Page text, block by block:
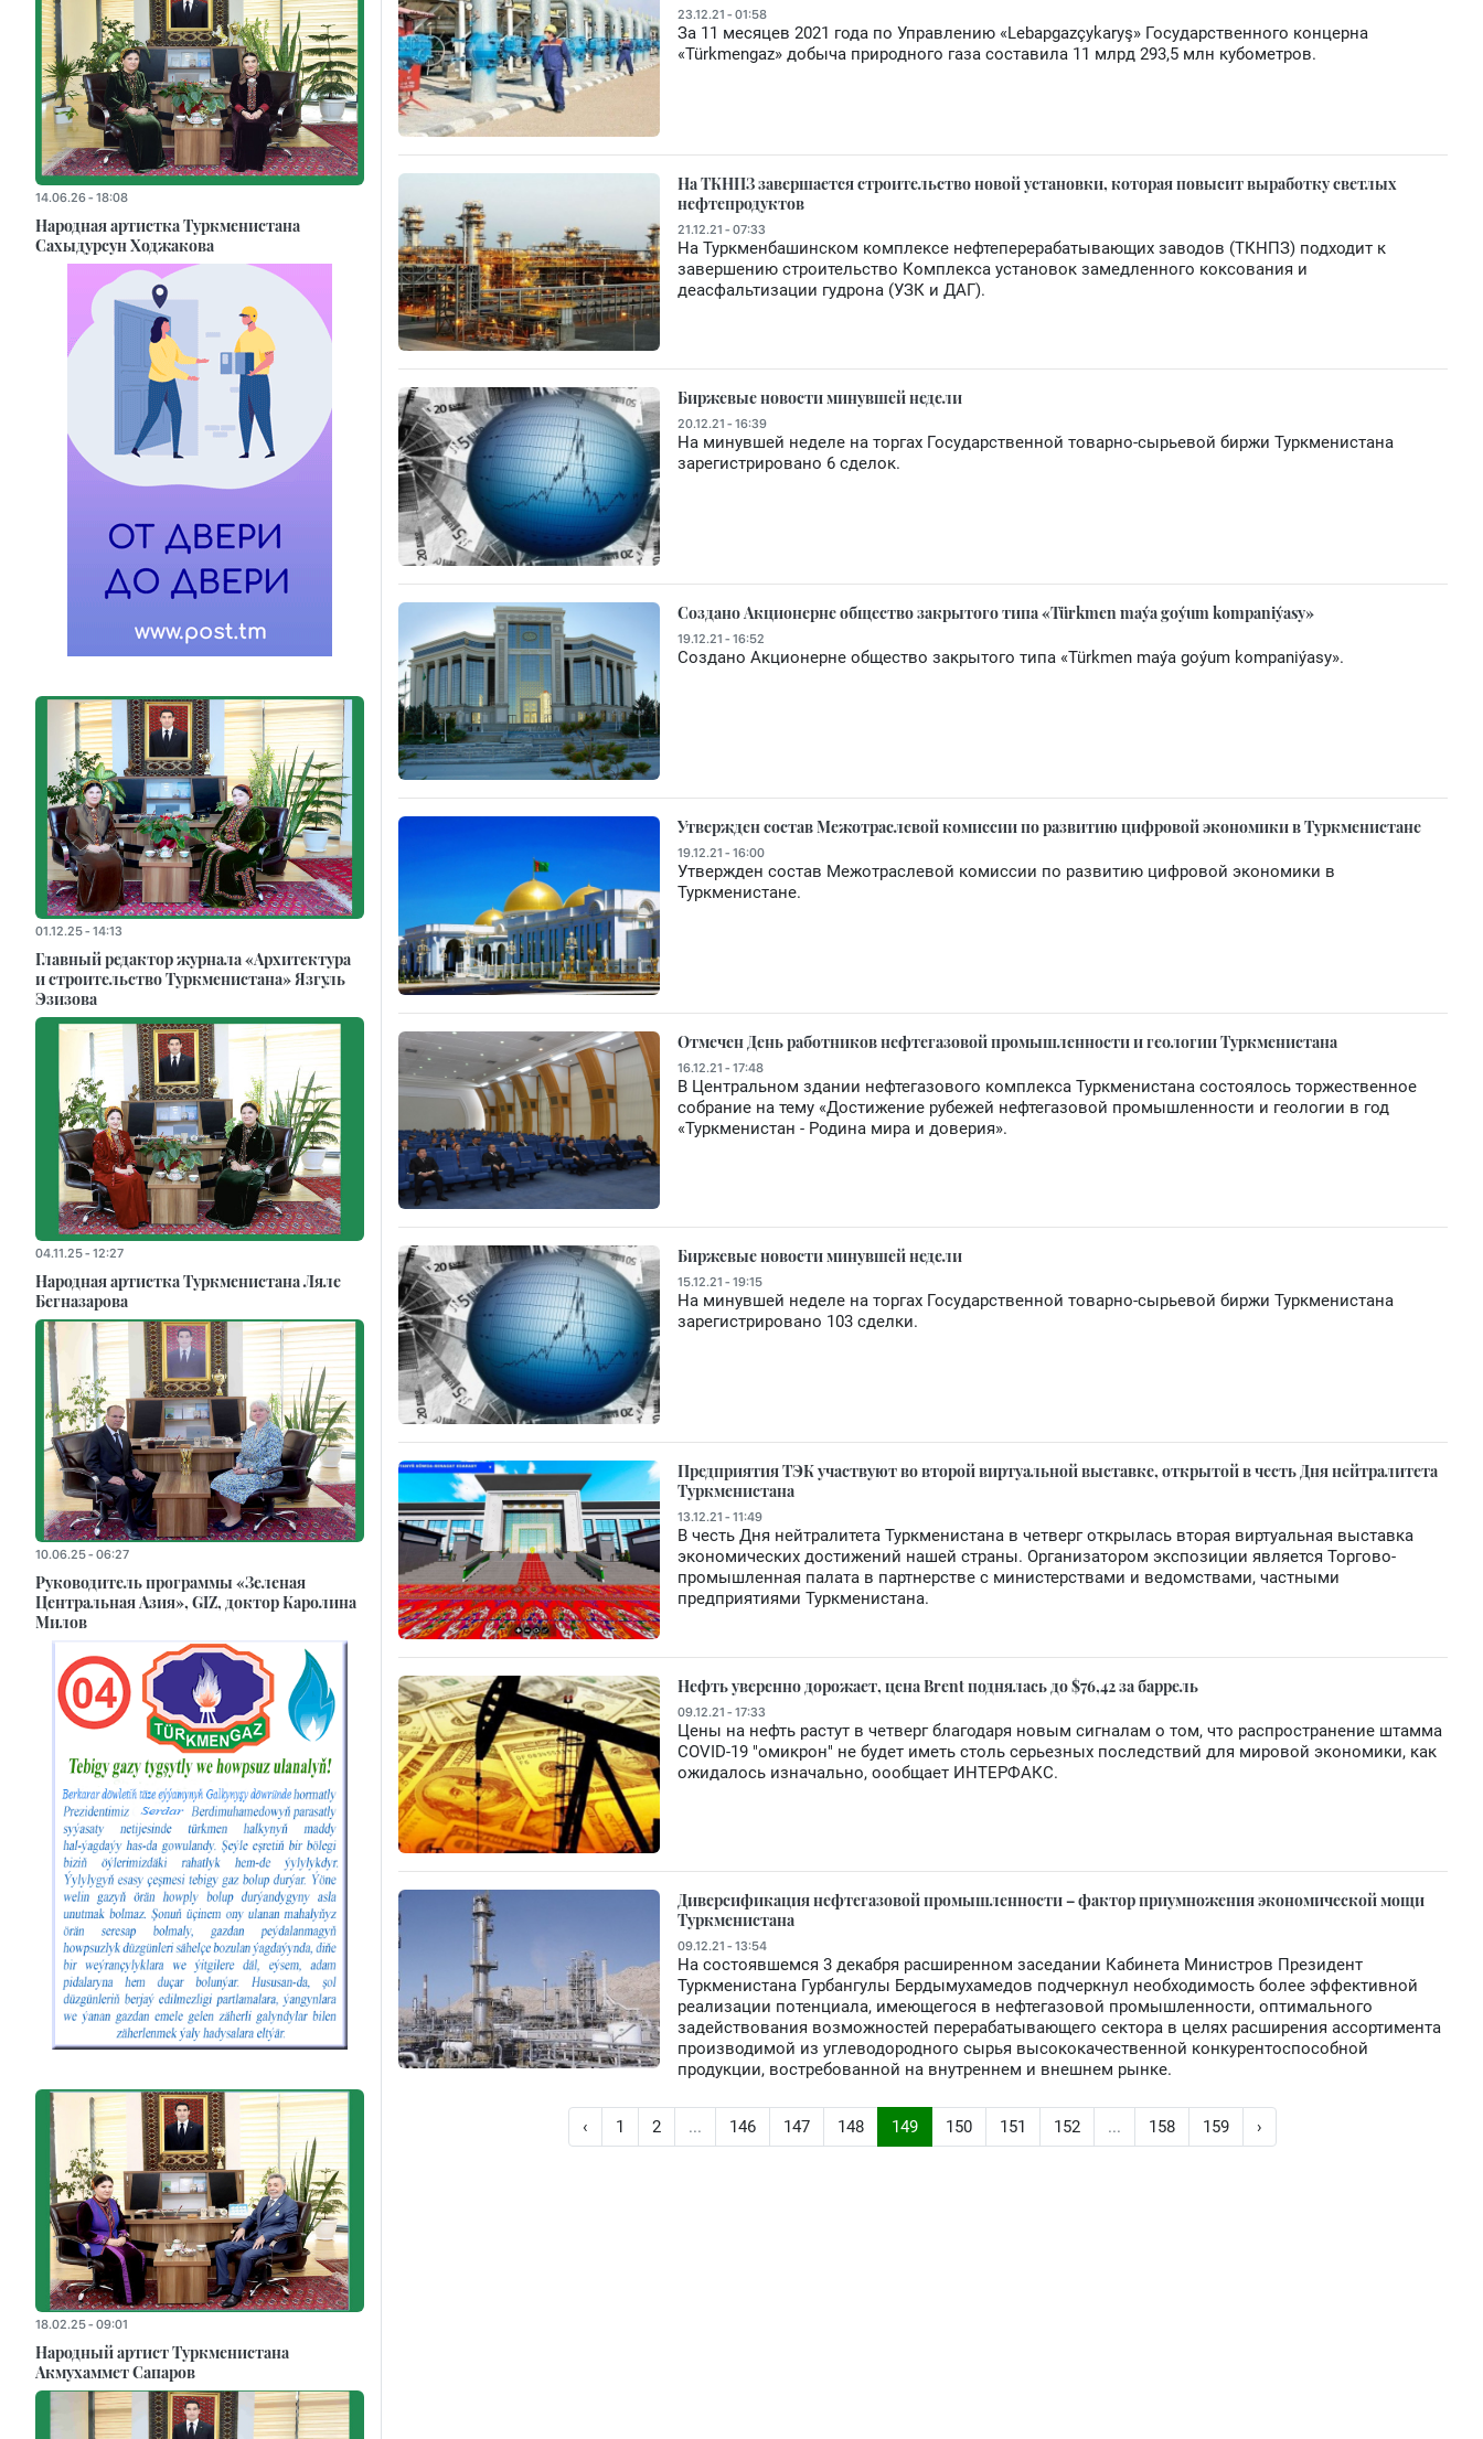
23.12.21 - 01:58
За 11 месяцев 2021 года по Управлению «Lebapgazçykaryş» Государственного концерна
«Türkmengaz» добыча природного газа составила 11 млрд 293,5 млн кубометров.
На ТКНПЗ завершается строительство новой установки, которая повысит выработку светлых
нефтепродуктов
21.12.21 - 07:33
На Туркменбашинском комплексе нефтеперерабатывающих заводов (ТКНПЗ) подходит к
завершению строительство Комплекса установок замедленного коксования и
деасфальтизации гудрона (УЗК и ДАГ).
Биржевые новости минувшей недели
20.12.21 - 16:39
На минувшей неделе на торгах Государственной товарно-сырьевой биржи Туркменистана
зарегистрировано 6 сделок.
Создано Акционерне общество закрытого типа «Türkmen maýa goýum kompaniýasy»
19.12.21 - 16:52
Создано Акционерне общество закрытого типа «Türkmen maýa goýum kompaniýasy».
Утвержден состав Межотраслевой комиссии по развитию цифровой экономики в Туркменистане
19.12.21 - 16:00
Утвержден состав Межотраслевой комиссии по развитию цифровой экономики в
Туркменистане.
Отмечен День работников нефтегазовой промышленности и геологии Туркменистана
16.12.21 - 17:48
В Центральном здании нефтегазового комплекса Туркменистана состоялось торжественное
собрание на тему «Достижение рубежей нефтегазовой промышленности и геологии в год
«Туркменистан - Родина мира и доверия».
Биржевые новости минувшей недели
15.12.21 - 19:15
На минувшей неделе на торгах Государственной товарно-сырьевой биржи Туркменистана
зарегистрировано 103 сделки.
Предприятия ТЭК участвуют во второй виртуальной выставке, открытой в честь Дня нейтралитета
Туркменистана
13.12.21 - 11:49
В честь Дня нейтралитета Туркменистана в четверг открылась вторая виртуальная выставка
экономических достижений нашей страны. Организатором экспозиции является Торгово-
промышленная палата в партнерстве с министерствами и ведомствами, частными
предприятиями Туркменистана.
Нефть уверенно дорожает, цена Brent поднялась до $76,42 за баррель
09.12.21 - 17:33
Цены на нефть растут в четверг благодаря новым сигналам о том, что распространение штамма
COVID-19 "омикрон" не будет иметь столь серьезных последствий для мировой экономики, как
ожидалось изначально, оообщает ИНТЕРФАКС.
Диверсификация нефтегазовой промышленности – фактор приумножения экономической мощи
Туркменистана
09.12.21 - 13:54
На состоявшемся 3 декабря расширенном заседании Кабинета Министров Президент
Туркменистана Гурбангулы Бердымухамедов подчеркнул необходимость более эффективной
реализации потенциала, имеющегося в нефтегазовой промышленности, оптимального
задействования возможностей перерабатывающего сектора в целях расширения ассортимента
производимой из углеводородного сырья высококачественной конкурентоспособной
продукции, востребованной на внутреннем и внешнем рынке.
‹ 1 2 ... 146 147 148 149 150 151 152 ... 158 159 ›
14.06.26 - 18:08
Народная артистка Туркменистана
Сахыдурсун Ходжакова
01.12.25 - 14:13
Главный редактор журнала «Архитектура
и строительство Туркменистана» Язгуль
Эзизова
04.11.25 - 12:27
Народная артистка Туркменистана Ляле
Бегназарова
10.06.25 - 06:27
Руководитель программы «Зеленая
Центральная Азия», GIZ, доктор Каролина
Милов
18.02.25 - 09:01
Народный артист Туркменистана
Акмухаммет Сапаров